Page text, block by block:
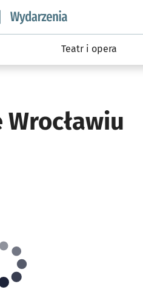
wroclaw.pl podserwis:
Teatr i opera